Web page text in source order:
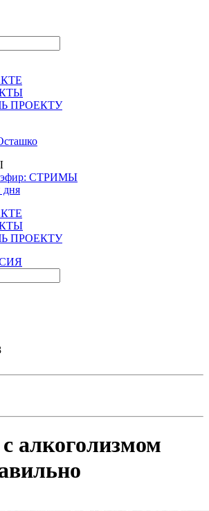
ПРОЕКТУ
эфир: СТРИМЫ
дня
ПРОЕКТУ
алкоголизмом